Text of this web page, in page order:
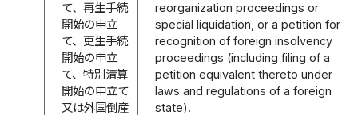
て、再生手続
開始の申立
て、更生手続
開始の申立
て、特別清算
開始の申立て
又は外国倒産
reorganization proceedings or
special liquidation, or a petition for
recognition of foreign insolvency
proceedings (including filing of a
petition equivalent thereto under
laws and regulations of a foreign
state).